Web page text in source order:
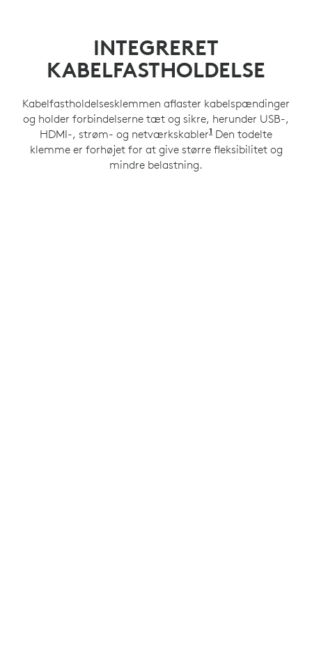
INTEGRERET
KABELFASTHOLDELSE
Kabelfastholdelsesklemmen aflaster kabelspændinger
og holder forbindelserne tæt og sikre, herunder USB-,
HDMI-, strøm- og netværkskabler1 Kompatibel med
Den todelte
klemme er forhøjet for at give større fleksibilitet og
mindre belastning.